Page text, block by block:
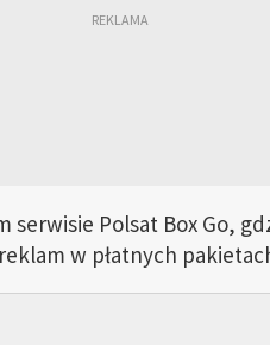
serwisie Polsat Box Go,
w płatnych